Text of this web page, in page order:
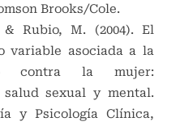
Brooks/Cole.
Rubio, M. (2004). El
variable asociada a la
contra la mujer:
salud sexual y mental.
y Psicología Clínica,